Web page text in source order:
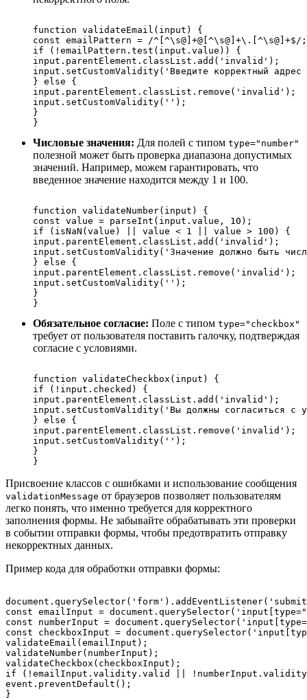
function validateEmail(input) {
const emailPattern = /^[^\s@]+@[^\s@]+\.[^\s@]+$/;
if (!emailPattern.test(input.value)) {
input.parentElement.classList.add('invalid');
input.setCustomValidity('Введите корректный адрес
} else {
input.parentElement.classList.remove('invalid');
input.setCustomValidity('');
}
Числовые значения: Для полей с типом type="number"
полезной может быть проверка диапазона допустимых
значений. Например, можем гарантировать, что
введенное значение находится между 1 и 100.
function validateNumber(input) {
const value = parseInt(input.value, 10);
if (isNaN(value) || value < 1 || value > 100) {
input.parentElement.classList.add('invalid');
input.setCustomValidity('Значение должно быть
} else {
input.parentElement.classList.remove('invalid');
input.setCustomValidity('');
}
Обязательное согласие: Поле с типом type="checkbox"
требует от пользователя поставить галочку, подтверждая
согласие с условиями.
function validateCheckbox(input) {
if (!input.checked) {
input.parentElement.classList.add('invalid');
input.setCustomValidity('Вы должны согласиться с
} else {
input.parentElement.classList.remove('invalid');
input.setCustomValidity('');
}
Присвоение классов с ошибками и использование сообщения
validationMessage от браузеров позволяет пользователям
легко понять, что именно требуется для корректного
заполнения формы. Не забывайте обрабатывать эти проверки
в событии отправки формы, чтобы предотвратить отправку
некорректных данных.
Пример кода для обработки отправки формы:
const emailInput =
const numberInput =
const checkboxInput =
validateEmail(emailInput);
validateNumber(numberInput);
validateCheckbox(checkboxInput);
if (!emailInput.validity.valid ||
event.preventDefault();
}